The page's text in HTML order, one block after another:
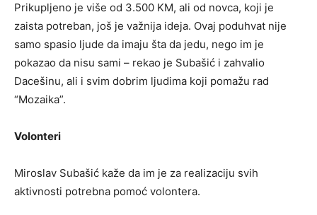
Prikupljeno je više od 3.500 KM, ali od novca, koji je
zaista potreban, još je važnija ideja. Ovaj poduhvat nije
samo spasio ljude da imaju šta da jedu, nego im je
pokazao da nisu sami – rekao je Subašić i zahvalio
Dacešinu, ali i svim dobrim ljudima koji pomažu rad
“Mozaika”.
Volonteri
Miroslav Subašić kaže da im je za realizaciju svih
aktivnosti potrebna pomoć volontera.